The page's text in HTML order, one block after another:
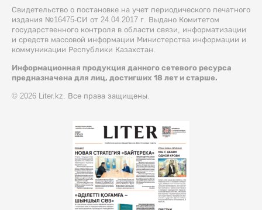
Свидетельство о постановке на учет периодического печатного
издания №16475-СИ от 24.04.2017 г. Выдано Комитетом
государственного контроля в области связи, информатизации
и средств массовой информации Министерства информации и
коммуникации Республики Казахстан.
Информационная продукция данного сетевого ресурса
предназначена для лиц, достигших 18 лет и старше.
© 2026 Liter.kz. Все права защищены.